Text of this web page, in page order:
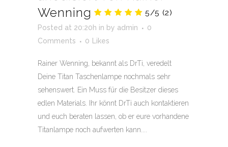
Wenning
5/5 (2)
Posted at 20:20h in by admin
0
Comments
0 Likes
Rainer Wenning, bekannt als DrTi, veredelt
Deine Titan Taschenlampe nochmals sehr
sehenswert. Ein Muss für die Besitzer dieses
edlen Materials. Ihr könnt DrTi auch kontaktieren
und euch beraten lassen, ob er eure vorhandene
Titanlampe noch aufwerten kann....